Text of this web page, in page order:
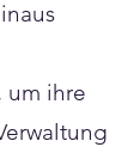
um ihre